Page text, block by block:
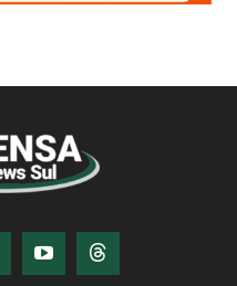
Todos os Direitos
0001-32